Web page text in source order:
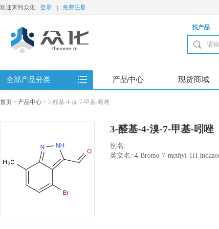
欢迎来到众化 登录 免费注册
找产品
全部产品分类 产品中心 现货商城
首页 > 产品中心 > 3-醛基-4-溴-7-甲基-吲唑
3-醛基-4-溴-7-甲基-吲唑
别名:
英文名: 4-Bromo-7-methyl-1H-